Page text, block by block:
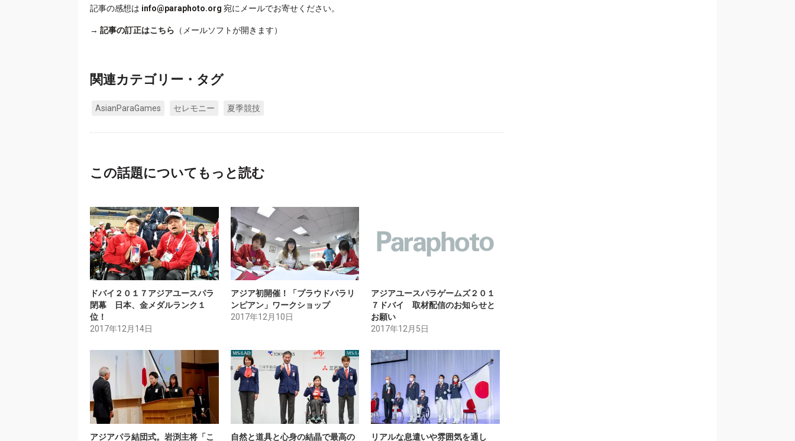
記事の感想は info@paraphoto.org 宛にメールでお寄せください。
→ 記事の訂正はこちら （メールソフトが開きます）
関連カテゴリー・タグ
AsianParaGames セレモニー 夏季競技
この話題についてもっと読む
ドバイ２０１７アジアユースパラ
閉幕 日本、金メダルランク１
位！
2017年12月14日
アジア初開催！「プラウドパラリ
ンピアン」ワークショップ
2017年12月10日
アジアユースパラゲームズ２０１
７ドバイ 取材配信のお知らせと
お願い
2017年12月5日
アジアパラ結団式。岩渕主将「こ 自然と道具と心身の結晶で最高の リアルな息遣いや雰囲気を通し